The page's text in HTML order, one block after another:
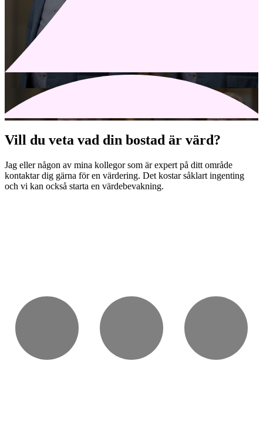
Vill du veta vad din bostad är värd?
Jag eller någon av mina kollegor som är expert på ditt område
kontaktar dig gärna för en värdering. Det kostar såklart ingenting
och vi kan också starta en värdebevakning.